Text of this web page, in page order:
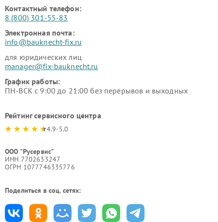
Контактный телефон:
8 (800) 301-55-83
Электронная почта:
info@bauknecht-fix.ru
для юридических лиц
manager@fix-bauknecht.ru
График работы:
ПН-ВСК с 9:00 до 21:00 без перерывов и выходных
Рейтинг сервисного центра
4.9-5.0
ООО "Русервис"
ИНН 7702633247
ОГРН 1077746335776
Поделиться в соц. сетях: